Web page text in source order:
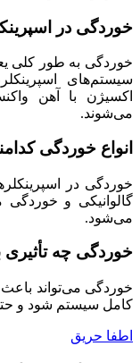
خوردگی در
خوردگی به طور کلی
سیستم‌های
اکسیژن با آهن
می‌شوند.
انواع خوردگی
خوردگی در
گالوانیکی و خوردگی
می‌شود.
خوردگی چه تأثیری
خوردگی می‌تواند باعث
کامل سیستم شود و
اطفا حریق